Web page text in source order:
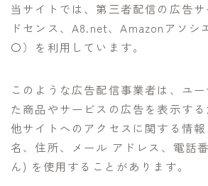
当サイトでは、第三者配信の広告
ドセンス、A8.net、Amazonアソシ
〇）を利用しています。
このような広告配信事業者は、ユ
た商品やサービスの広告を表示す
他サイトへのアクセスに関する情
名、住所、メール アドレス、電話
ん) を使用することがあります。